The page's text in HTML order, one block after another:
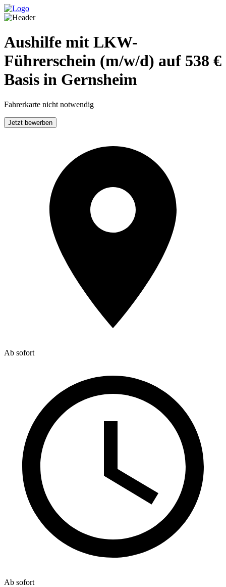
Aushilfe mit LKW-
Führerschein (m/w/d) auf 538 €
Basis in Gernsheim
Fahrerkarte nicht notwendig
Jetzt bewerben
Ab sofort
Ab sofort